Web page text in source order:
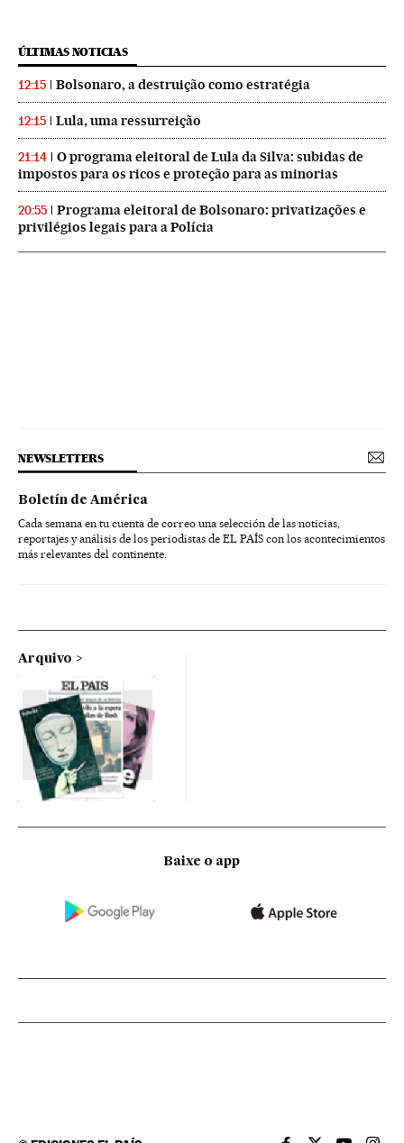
ÚLTIMAS NOTICIAS
12:15 Bolsonaro, a destruição como estratégia
12:15 Lula, uma ressurreição
21:14
O programa eleitoral de Lula da Silva: subidas de
impostos para os ricos e proteção para as minorias
20:55
Programa eleitoral de Bolsonaro: privatizações e
privilégios legais para a Polícia
NEWSLETTERS
Boletín de América
Cada semana en tu cuenta de correo una selección de las noticias,
reportajes y análisis de los periodistas de EL PAÍS con los acontecimientos
más relevantes del continente.
Arquivo
Baixe o app